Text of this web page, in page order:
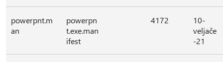
powerpnt.m
an
powerpn
t.exe.man
ifest
4172
10-
veljače
-21